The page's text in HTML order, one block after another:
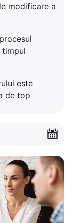
modificare a
este
de top